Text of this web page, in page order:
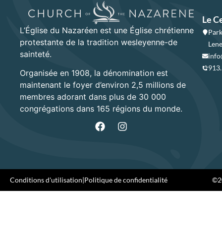
L’Église du Nazaréen est une Église chrétienne
protestante de la tradition wesleyenne-de
sainteté.
Organisée en 1908, la dénomination est
maintenant le foyer d’environ 2,5 millions de
membres adorant dans plus de 30 000
congrégations dans 165 régions du monde.
Le
Conditions d'utilisation|Politique de confidentialité